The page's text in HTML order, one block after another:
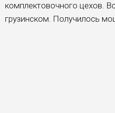
комплектовочного цехов.
грузинском. Получилось